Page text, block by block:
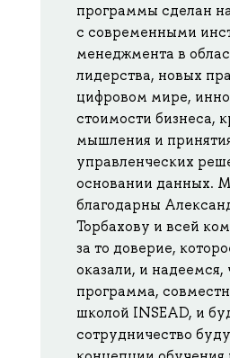
программы сделан
с современными
менеджмента в
лидерства, новых
цифровом мире,
стоимости бизнеса,
мышления и
управленческих
основании данных.
благодарны
Торбахову и всей
за то доверие,
оказали, и надеемся,
программа,
школой INSEAD, и
сотрудничество